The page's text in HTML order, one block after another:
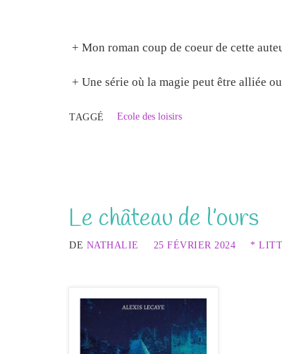
+ Mon roman coup de coeur de cette
+ Une série où la magie peut être alliée
TAGGÉ Ecole des loisirs
Le château de l’ours
DE NATHALIE 25 FÉVRIER 2024 *